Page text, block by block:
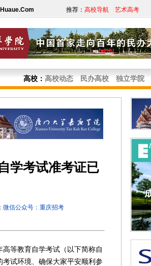
推荐： 高校导航 艺术高考
高校： 高校动态 民办高校 独立学院
学考试准考证已
微信公众号：重庆招考
等教育自学考试（以下简称自
考试环境、确保大家平安顺利参